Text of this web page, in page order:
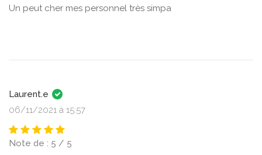
Un peut cher mes personnel très simpa
Laurent.e
06/11/2021 à 15:57
Note de : 5 / 5